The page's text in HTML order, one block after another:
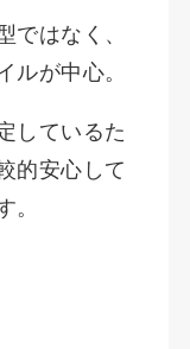
ではなく、
ルが中心。
しているた
的安心して
。